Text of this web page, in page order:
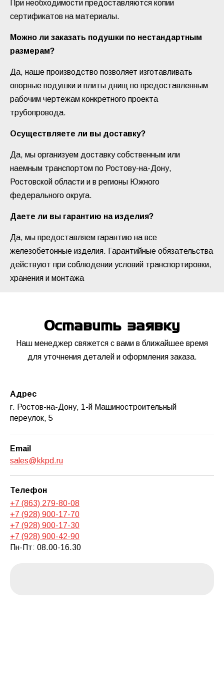
При необходимости предоставляются копии
сертификатов на материалы.
Можно ли заказать подушки по нестандартным
размерам?
Да, наше производство позволяет изготавливать
опорные подушки и плиты днищ по предоставленным
рабочим чертежам конкретного проекта
трубопровода.
Осуществляете ли вы доставку?
Да, мы организуем доставку собственным или
наемным транспортом по Ростову-на-Дону,
Ростовской области и в регионы Южного
федерального округа.
Даете ли вы гарантию на изделия?
Да, мы предоставляем гарантию на все
железобетонные изделия. Гарантийные обязательства
действуют при соблюдении условий транспортировки,
хранения и монтажа
Оставить заявку
Наш менеджер свяжется с вами в ближайшее время
для уточнения деталей и оформления заказа.
Адрес
г. Ростов-на-Дону, 1-й Машиностроительный
переулок, 5
Email
sales@kkpd.ru
Телефон
+7 (863) 279-80-08
+7 (928) 900-17-70
+7 (928) 900-17-30
+7 (928) 900-42-90
Пн-Пт: 08.00-16.30